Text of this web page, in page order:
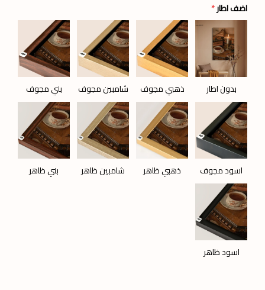
اضف اطار*
بدون اطار ذهبي مجوف شامبين مجوف بني مجوف
اسود مجوف ذهبي ظاهر شامبين ظاهر بني ظاهر
اسود ظاهر